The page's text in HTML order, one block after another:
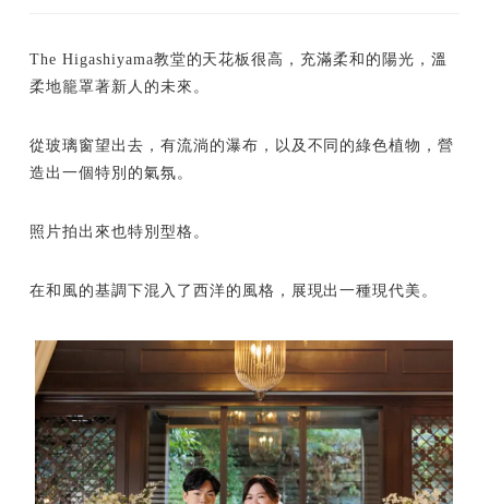
The Higashiyama教堂的天花板很高，充滿柔和的陽光，溫
柔地籠罩著新人的未來。
從玻璃窗望出去，有流淌的瀑布，以及不同的綠色植物，營
造出一個特別的氣氛。
照片拍出來也特別型格。
在和風的基調下混入了西洋的風格，展現出一種現代美。